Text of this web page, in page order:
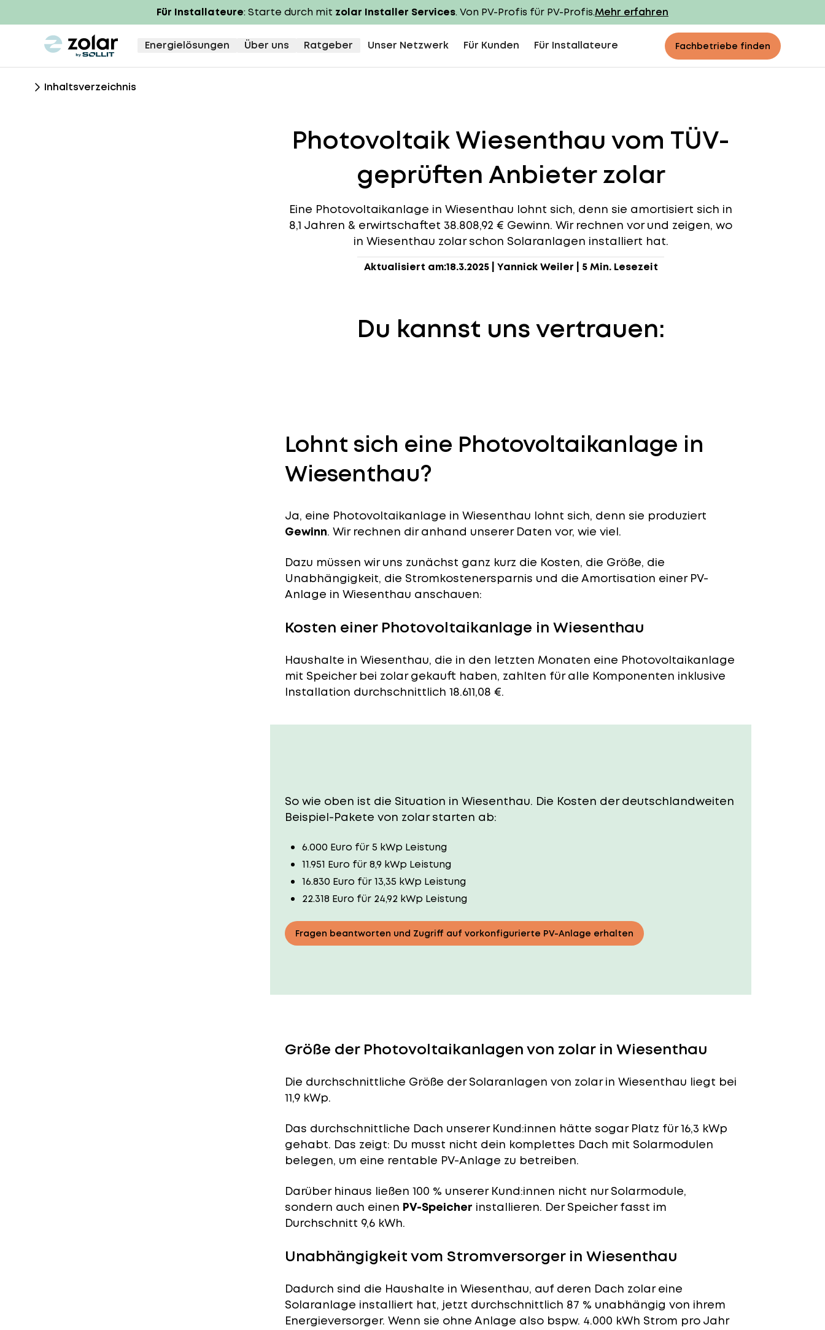
Für Installateure: Starte durch mit zolar Installer Services. Von PV-Profis für PV-Profis.Mehr erfahren
zolar logo Energielösungen Über uns Ratgeber Unser Netzwerk Für Kunden Für Installateure Fachbetriebe finden
Inhaltsverzeichnis
Photovoltaik Wiesenthau vom TÜV-
geprüften Anbieter zolar
Eine Photovoltaikanlage in Wiesenthau lohnt sich, denn sie amortisiert sich in
8,1 Jahren & erwirtschaftet 38.808,92 € Gewinn. Wir rechnen vor und zeigen, wo
in Wiesenthau zolar schon Solaranlagen installiert hat.
Aktualisiert am:18.3.2025| Yannick Weiler 5 Min. Lesezeit
Du kannst uns vertrauen:
Lohnt sich eine Photovoltaikanlage in
Wiesenthau?
Ja, eine Photovoltaikanlage in Wiesenthau lohnt sich, denn sie produziert
Gewinn. Wir rechnen dir anhand unserer Daten vor, wie viel.
Dazu müssen wir uns zunächst ganz kurz die Kosten, die Größe, die
Unabhängigkeit, die Stromkostenersparnis und die Amortisation einer PV-
Anlage in Wiesenthau anschauen:
Kosten einer Photovoltaikanlage in Wiesenthau
Haushalte in Wiesenthau, die in den letzten Monaten eine Photovoltaikanlage
mit Speicher bei zolar gekauft haben, zahlten für alle Komponenten inklusive
Installation durchschnittlich 18.611,08 €.
So wie oben ist die Situation in Wiesenthau. Die Kosten der deutschlandweiten
Beispiel-Pakete von zolar starten ab:
6.000 Euro für 5 kWp Leistung
11.951 Euro für 8,9 kWp Leistung
16.830 Euro für 13,35 kWp Leistung
22.318 Euro für 24,92 kWp Leistung
Fragen beantworten und Zugriff auf vorkonfigurierte PV-Anlage erhalten
Größe der Photovoltaikanlagen von zolar in Wiesenthau
Die durchschnittliche Größe der Solaranlagen von zolar in Wiesenthau liegt bei
11,9 kWp.
Das durchschnittliche Dach unserer Kund:innen hätte sogar Platz für 16,3 kWp
gehabt. Das zeigt: Du musst nicht dein komplettes Dach mit Solarmodulen
belegen, um eine rentable PV-Anlage zu betreiben.
Darüber hinaus ließen 100 % unserer Kund:innen nicht nur Solarmodule,
sondern auch einen PV-Speicher installieren. Der Speicher fasst im
Durchschnitt 9,6 kWh.
Unabhängigkeit vom Stromversorger in Wiesenthau
Dadurch sind die Haushalte in Wiesenthau, auf deren Dach zolar eine
Solaranlage installiert hat, jetzt durchschnittlich 87 % unabhängig von ihrem
Energieversorger. Wenn sie ohne Anlage also bspw. 4.000 kWh Strom pro Jahr